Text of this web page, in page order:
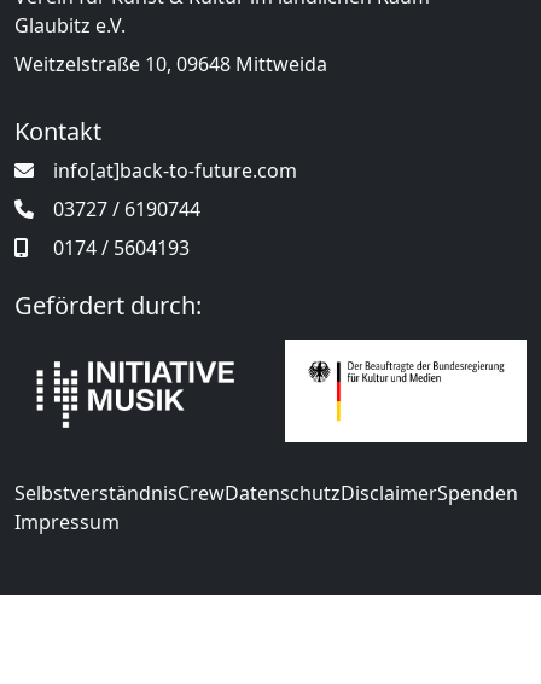
Glaubitz e.V.
Weitzelstraße 10, 09648 Mittweida
Kontakt
info[at]back-to-future.com
03727 / 6190744
0174 / 5604193
Gefördert durch:
SelbstverständnisCrewDatenschutzDisclaimerSpenden
Impressum